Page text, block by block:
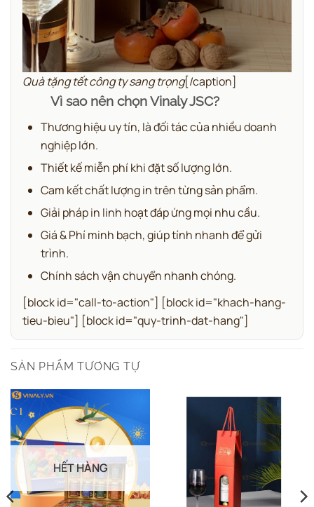
Quà tặng tết công ty sang trọng[/caption]
Vì sao nên chọn Vinaly JSC?
Thương hiệu uy tín, là đối tác của nhiều doanh
nghiệp lớn.
Thiết kế miễn phí khi đặt số lượng lớn.
Cam kết chất lượng in trên từng sản phẩm.
Giải pháp in linh hoạt đáp ứng mọi nhu cầu.
Giá & Phí minh bạch, giúp tính nhanh để gửi
trình.
Chính sách vận chuyển nhanh chóng.
[block id="call-to-action"] [block id="khach-hang-
tieu-bieu"] [block id="quy-trinh-dat-hang"]
SẢN PHẨM TƯƠNG TỰ
HẾT HÀNG